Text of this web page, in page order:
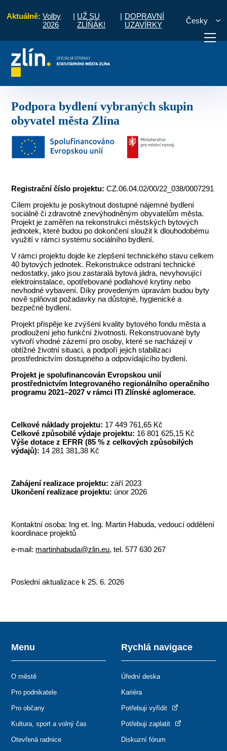
Aktuálně: Volby
2026
| UŽ SU
ZLÍŇÁK!
| DOPRAVNÍ
UZAVÍRKY
Česky
vyřídit Potřebuji zaplatit Diskuzní
Podpora bydlení vybraných skupin
obyvatel města Zlína
Registrační číslo projektu: CZ.06.04.02/00/22_038/0007291
Cílem projektu je poskytnout dostupné nájemné bydlení
sociálně či zdravotně znevýhodněným obyvatelům města.
Projekt je zaměřen na rekonstrukci městských bytových
jednotek, které budou po dokončení sloužit k dlouhodobému
využití v rámci systému sociálního bydlení.
V rámci projektu dojde ke zlepšení technického stavu celkem
40 bytových jednotek. Rekonstrukce odstraní technické
nedostatky, jako jsou zastaralá bytová jádra, nevyhovující
elektroinstalace, opotřebované podlahové krytiny nebo
nevhodné vybavení. Díky provedeným úpravám budou byty
nově splňovat požadavky na důstojné, hygienické a
bezpečné bydlení.
Projekt přispěje ke zvýšení kvality bytového fondu města a
prodloužení jeho funkční životnosti. Rekonstruované byty
vytvoří vhodné zázemí pro osoby, které se nacházejí v
obtížné životní situaci, a podpoří jejich stabilizaci
prostřednictvím dostupného a odpovídajícího bydlení.
Projekt je spolufinancován Evropskou unií
prostřednictvím Integrovaného regionálního operačního
programu 2021–2027 v rámci ITI Zlínské aglomerace.
Celkové náklady projektu: 17 449 761,65 Kč
Celkové způsobilé výdaje projektu: 16 801 625,15 Kč
Výše dotace z EFRR (85 % z celkových způsobilých
výdajů): 14 281 381,38 Kč
Zahájení realizace projektu: září 2023
Ukončení realizace projektu: únor 2026
Kontaktní osoba: Ing et. Ing. Martin Habuda, vedoucí oddělení
koordinace projektů
e-mail: martinhabuda@zlin.eu, tel. 577 630 267
Poslední aktualizace k 25. 6. 2026
Menu
O městě
Pro podnikatele
Pro občany
Kultura, sport a volný čas
Otevřená radnice
Rychlá navigace
Úřední deska
Kariéra
Potřebuji vyřídit
Potřebuji zaplatit
Diskuzní fórum